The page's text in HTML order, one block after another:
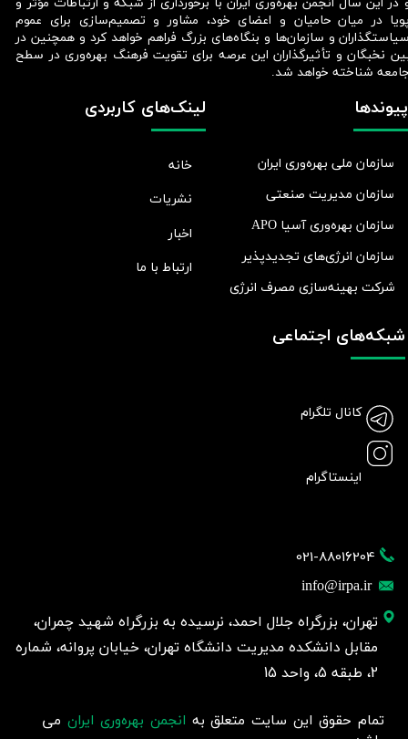
021-88016204
info@irpa.ir
تهران، بزرگراه جلال احمد، نرسیده به بزرگراه شهید چمران،
مقابل دانشکده مدیریت دانشگاه تهران، خیابان پروانه، شماره
2، طبقه 5، واحد 15
لینک‌های کاربردی
خانه
نشریات
اخبار
ارتباط با ما
پیوندها
سازمان ملی بهره‌وری ایران
سازمان مدیریت صنعتی
سازمان بهره‌وری آسیا APO
سازمان انرژی‌های تجدیدپذیر
شرکت بهينه‌سازی مصرف انرژی
شبکه‌های اجتماعی
کانال تلگرام
اینستاگرام
تمام حقوق این سایت متعلق به انجمن بهره‌وری ایران می
در میان حامیان و اعضای خود، مشاور و تصمیم‌سازی برای عموم
و سازمان‌ها و بنگاه‌های بزرگ فراهم خواهد کرد و همچنین در
نخبگان و تأثیرگذاران این عرصه برای تقویت فرهنگ بهره‌وری در سطح
شناخته خواهد شد.​​​​​​​